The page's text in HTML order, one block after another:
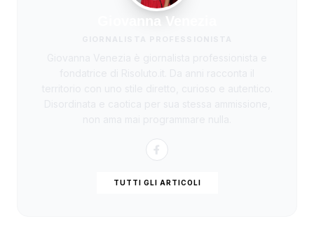
Giovanna Venezia
TUTTI GLI ARTICOLI